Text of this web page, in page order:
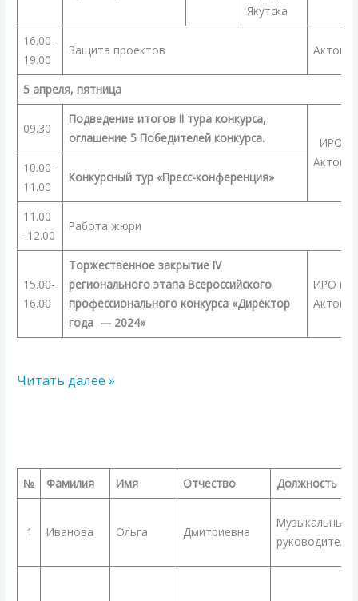
Якутска
16.00-
19.00
Защита проектов
5 апреля, пятница
09.30
Подведение итогов IIтура конкурса,
оглашение 5 Победителей конкурса.
ИРО и
10.00-
11.00
Конкурсный тур «Пресс-конференция»
11.00
-12.00
Работа жюри
15.00-
16.00
Торжественное закрытие IV
регионального этапа Всероссийского
профессионального конкурса «Директор
года — 2024»
ИРО и
Читать далее »
№ Фамилия Имя Отчество Должность
1 Иванова Ольга Дмитриевна
Музыкальный
руководитель
республиканского
профессионального
«Воспитатель